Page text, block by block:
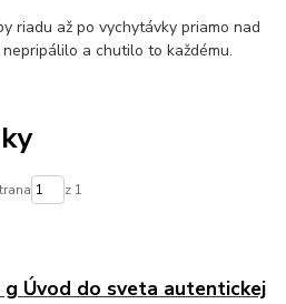
riadu až po vychytávky priamo nad
a chutilo to každému.
z 1
g Úvod do sveta autentickej